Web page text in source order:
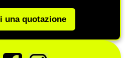
una quotazione